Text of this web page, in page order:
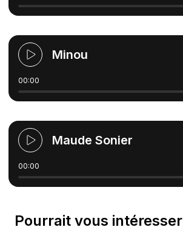
Minou
00:00
Maude Sonier
00:00
Pourrait vous intéresser